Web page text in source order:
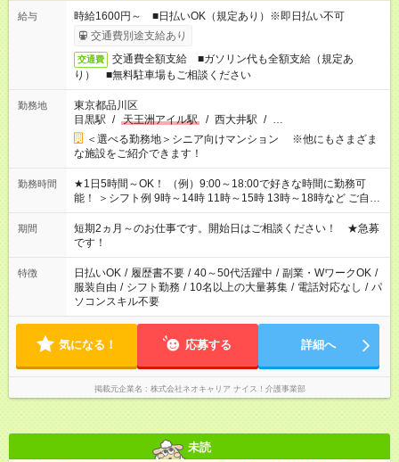
給与
時給1600円～ ■日払いOK（規定あり）※即日払い不可
交通費別途支給あり
交通費
交通費全額支給 ■ガソリン代も全額支給（規定あ
り） ■無料駐車場もご相談ください
勤務地
東京都品川区
目黒駅 / 天王洲アイル駅 / 西大井駅 / …
＜選べる勤務地＞シニア向けマンション ※他にもさまざま
な施設をご紹介できます！
勤務時間
★1日5時間～OK！ （例）9:00～18:00で好きな時間に勤務可
能！ ＞シフト例 9時～14時 11時～15時 13時～18時など ご自身
のご都合に合わせて勤務時間をご相談ください！ ★家庭の都合
でお休みや時間の調整が必要な場合も遠慮なくご相談くださ
い。
期間
短期2ヵ月～のお仕事です。開始日はご相談ください！ ★急募
です！
特徴 日払いOK / 履歴書不要 / 40～50代活躍中 / 副業・WワークOK /
服装自由 / シフト勤務 / 10名以上の大量募集 / 電話対応なし / パ
ソコンスキル不要
気になる！ 応募する 詳細へ
掲載元企業名 株式会社ネオキャリア ナイス！介護事業部
未読